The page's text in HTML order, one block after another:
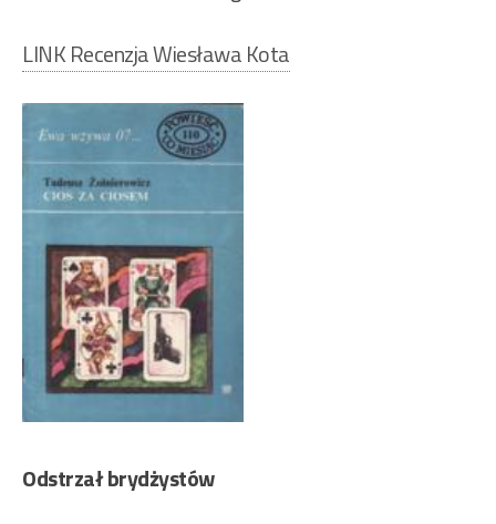
LINK Recenzja Wiesława Kota
Odstrzał brydżystów